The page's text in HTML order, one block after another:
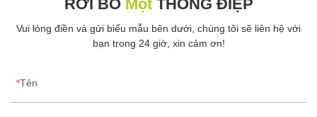
RỜI BỎ MộtTHÔNG ĐIỆP
Vui lòng điền và gửi biểu mẫu bên dưới, chúng tôi sẽ liên hệ với
bạn trong 24 giờ, xin cảm ơn!
Tên